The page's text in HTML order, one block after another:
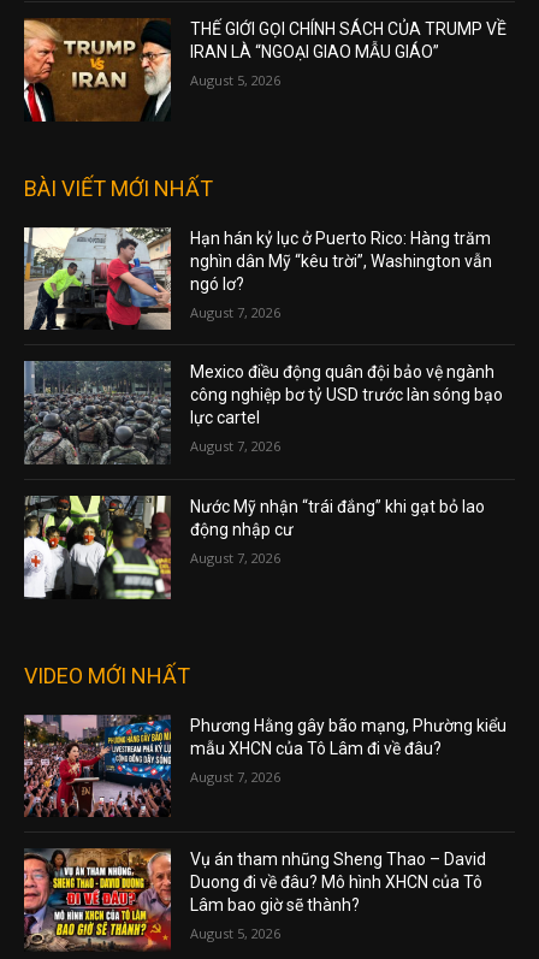
THẾ GIỚI GỌI CHÍNH SÁCH CỦA TRUMP VỀ
IRAN LÀ “NGOẠI GIAO MẪU GIÁO”
August 5, 2026
BÀI VIẾT MỚI NHẤT
Hạn hán kỷ lục ở Puerto Rico: Hàng trăm
nghìn dân Mỹ “kêu trời”, Washington vẫn
ngó lơ?
August 7, 2026
Mexico điều động quân đội bảo vệ ngành
công nghiệp bơ tỷ USD trước làn sóng bạo
lực cartel
August 7, 2026
Nước Mỹ nhận “trái đắng” khi gạt bỏ lao
động nhập cư
August 7, 2026
VIDEO MỚI NHẤT
Phương Hằng gây bão mạng, Phường kiểu
mẫu XHCN của Tô Lâm đi về đâu?
August 7, 2026
Vụ án tham nhũng Sheng Thao – David
Duong đi về đâu? Mô hình XHCN của Tô
Lâm bao giờ sẽ thành?
August 5, 2026